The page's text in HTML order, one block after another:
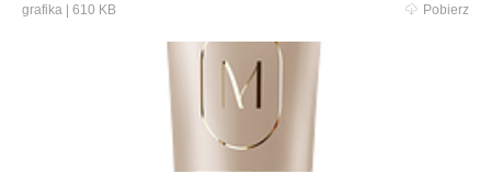
grafika 610 KB Pobierz